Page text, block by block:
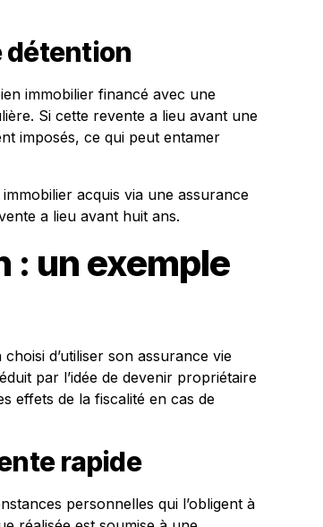
détention
immobilier financé avec une
Si cette revente a lieu avant une
imposés, ce qui peut entamer
acquis via une assurance
a lieu avant huit ans.
: un exemple
d’utiliser son assurance vie
par l’idée de devenir propriétaire
effets de la fiscalité en cas de
rapide
personnelles qui l’obligent à